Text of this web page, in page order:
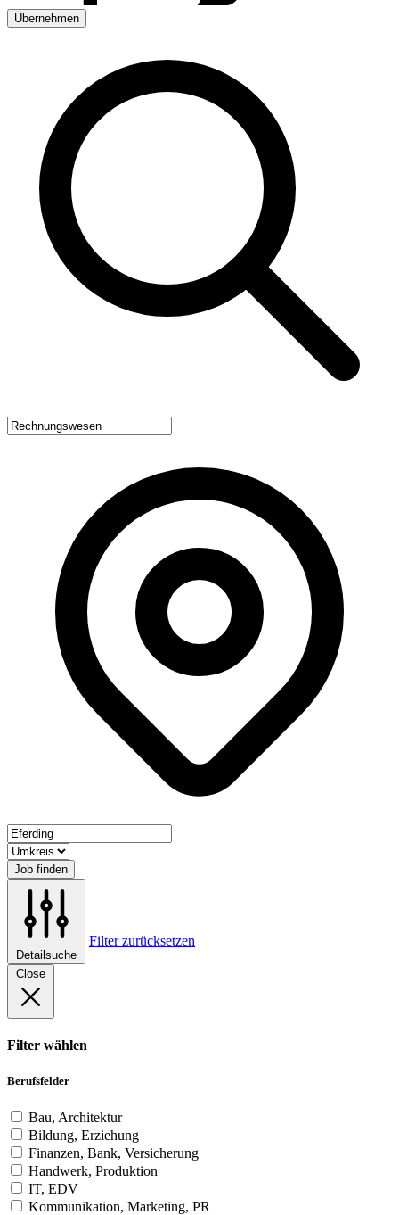
Übernehmen
Job finden
Detailsuche
Filter zurücksetzen
Close
Filter wählen
Berufsfelder
Bau, Architektur
Bildung, Erziehung
Finanzen, Bank, Versicherung
Handwerk, Produktion
IT, EDV
Kommunikation, Marketing, PR